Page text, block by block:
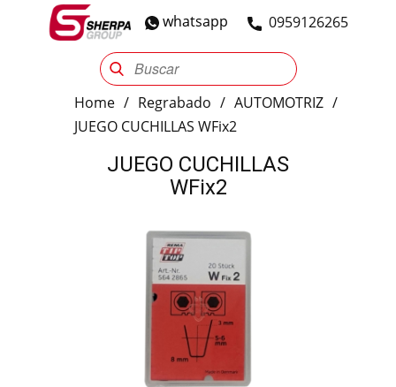
​0959126265
whatsapp
Sherpa Group Reencauche Automotriz
Home / Regrabado / AUTOMOTRIZ /
JUEGO CUCHILLAS WFix2
JUEGO CUCHILLAS
WFix2